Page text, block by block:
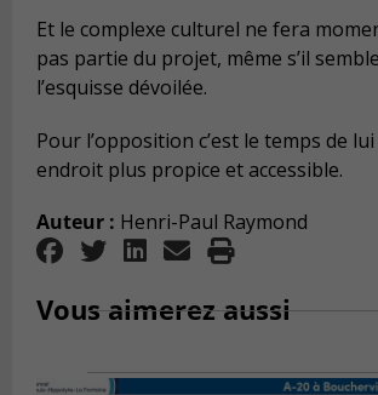
Et le complexe culturel ne fera
pas partie du projet, même s’il
l’esquisse dévoilée.
Pour l’opposition c’est le temps de
endroit plus propice et accessible.
Auteur : Henri-Paul Raymond
Vous aimerez aussi